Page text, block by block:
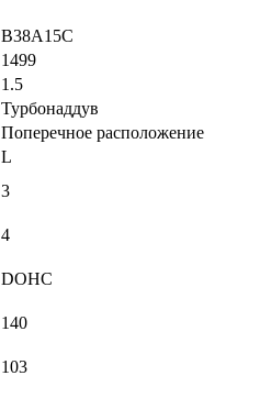
B38A15C
1499
1.5
Турбонаддув
Поперечное расположение
L
3
4
DOHC
140
103